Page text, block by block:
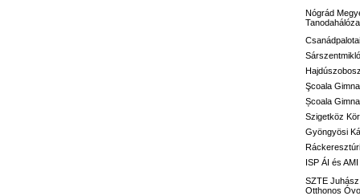
Nógrád
Şcoala
Școala
Szigetköz
Gyöngyösi
ISP ÁI és
SZTE
Otthonos